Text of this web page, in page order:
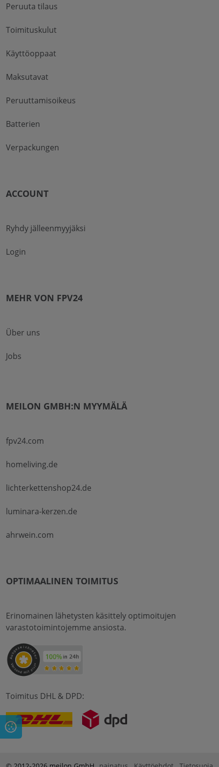
Peruuta tilaus
Toimituskulut
Käyttöoppaat
Maksutavat
Peruuttamisoikeus
Batterien
Verpackungen
ACCOUNT
Ryhdy jälleenmyyjäksi
Login
MEHR VON FPV24
Über uns
Jobs
MEILON GMBH:N MYYMÄLÄ
fpv24.com
homeliving.de
lichterkettenshop24.de
luminara-kerzen.de
ahrwein.com
OPTIMAALINEN TOIMITUS
Erinomainen lähetysten käsittely optimoitujen
varastotoimintojemme ansiosta.
Toimitus DHL & DPD: